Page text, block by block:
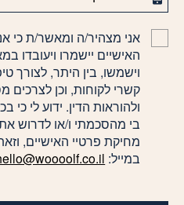
אני מצהיר/ה ומאשר/ת כי
האישיים יישמרו ויעובדו
וישמשו, בין היתר, לצורך
קשרי לקוחות, וכן לצרכים
ולהוראות הדין. ידוע לי כי
בי מהסכמתי ו/או לדרוש
מחיקת פרטיי האישיים,
במייל: